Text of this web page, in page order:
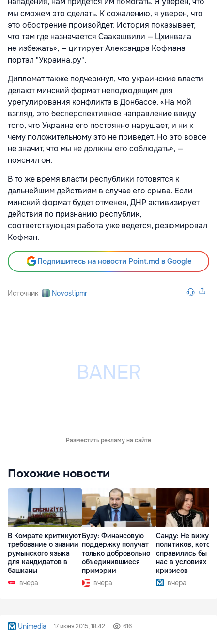
мы сможем это сделать. К сожалению, я уверен, что
это обострение произойдет. История показывает,
что там где назначается Саакашвили — Цхинвала
не избежать», — цитирует Александра Кофмана
портал "Украина.ру".
Дипломат также подчеркнул, что украинские власти
делают минский формат неподходящим для
урегулирования конфликта в Донбассе. «На мой
взгляд, это бесперспективное направление ввиду
того, что Украина его постоянно нарушает, и ни к
чему положительному это не приведет. Но это вовсе
не значит, что мы не должны его соблюдать», —
пояснил он.
В то же время власти республики готовятся к
дальнейшим действиям в случае его срыва. Если
минский формат будет отменен, ДНР активизирует
действия по признанию республик,
соответствующая работа уже ведется, резюмировал
Кофман.
Подпишитесь на новости Point.md в Google
Источник Novostipmr
Разместить рекламу на сайте
Похожие новости
В Комрате критикуют
требование о знании
румынского языка
для кандидатов в
башканы
вчера
Бузу: Финансовую
поддержку получат
только добровольно
объединившиеся
примэрии
вчера
Санду: Не вижу
политиков,
справились бы
нас в условиях
кризисов
вчера
Unimedia 17 июня 2015, 18:42 616